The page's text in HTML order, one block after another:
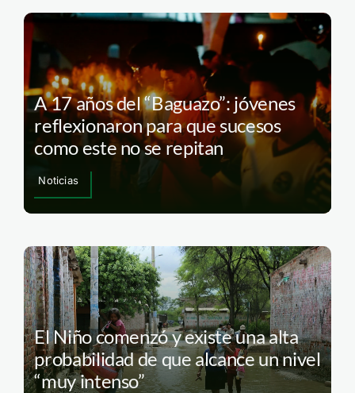
A 17 años del “Baguazo”: jóvenes
reflexionaron para que sucesos
como este no se repitan
Noticias
El Niño comenzó y existe una alta
probabilidad de que alcance un nivel
“muy intenso”